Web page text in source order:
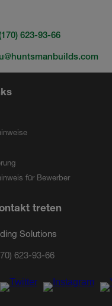
623-93-66
für Bewerber
treten
Solutions
623-93-66